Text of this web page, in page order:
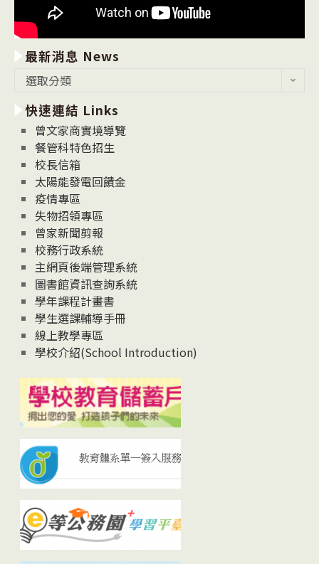
最新消息 News
消
息
News
選取分類
快速連結 Links
曾文家商實境導覽
餐管科特色招生
校長信箱
太陽能發電回饋金
疫情專區
失物招領專區
曾家新聞剪報
校務行政系統
主網頁後端管理系統
圖書館資訊查詢系統
學年課程計畫書
學生選課輔導手冊
線上教學專區
學校介紹(School Introduction)